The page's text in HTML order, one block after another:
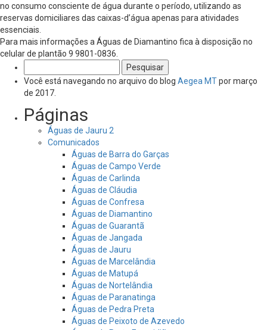
no consumo consciente de água durante o período, utilizando as
reservas domiciliares das caixas-d’água apenas para atividades
essenciais.
Para mais informações a Águas de Diamantino fica à disposição no
celular de plantão 9 9801-0836.
por:
Você está navegando no arquivo do blog Aegea MTpor março
de 2017.
Páginas
Águas de Jauru 2
Comunicados
Águas de Barra do Garças
Águas de Campo Verde
Águas de Carlinda
Águas de Cláudia
Águas de Confresa
Águas de Diamantino
Águas de Guarantã
Águas de Jangada
Águas de Jauru
Águas de Marcelândia
Águas de Matupá
Águas de Nortelândia
Águas de Paranatinga
Águas de Pedra Preta
Águas de Peixoto de Azevedo